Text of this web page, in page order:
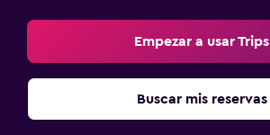
Empezar a usar Trips
Buscar mis reservas